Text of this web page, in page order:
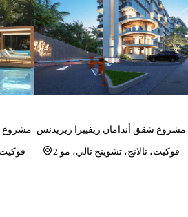
مشروع مشروع شقق أندامان ريفييرا ريزيدنس
فوكيت، تالانج، تشوينج تالي، مو 2